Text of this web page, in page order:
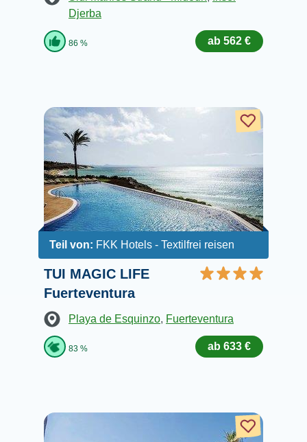
Djerba
86 % ab 562 €
Teil von: FKK Hotels - Textilfrei reisen
TUI MAGIC LIFE
Fuerteventura
Playa de Esquinzo, Fuerteventura
83 % ab 633 €